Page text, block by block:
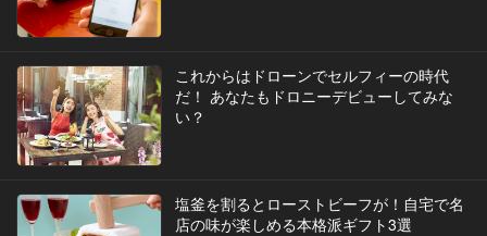
これからはドローンでセルフィーの時代
だ！ あなたもドロニーデビューしてみな
い？
塩釜を割るとローストビーフが！自宅で名
店の味が楽しめる本格派ギフト3選